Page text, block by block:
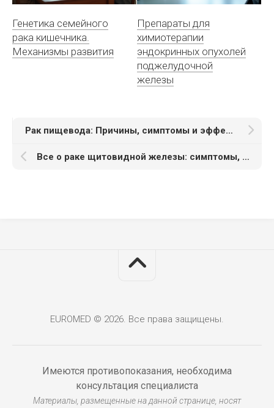
Генетика семейного
рака кишечника.
Механизмы развития
Препараты для
химиотерапии
эндокринных опухолей
поджелудочной
железы
Рак пищевода: Причины, симптомы и эффективные методы лечения
Все о раке щитовидной железы: симптомы, диагностика и лечение
EUROMED © 2026. Все права защищены.
Имеются противопоказания, необходима
консультация специалиста
Материалы, размещенные на данной странице, носят